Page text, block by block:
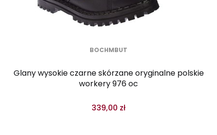
BOCHMBUT
Glany wysokie czarne skórzane oryginalne polskie
workery 976 oc
339,00 zł